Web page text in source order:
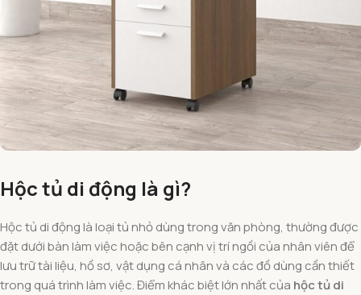
Hộc tủ di động là gì?
Hộc tủ di động là loại tủ nhỏ dùng trong văn phòng, thường được
đặt dưới bàn làm việc hoặc bên cạnh vị trí ngồi của nhân viên để
lưu trữ tài liệu, hồ sơ, vật dụng cá nhân và các đồ dùng cần thiết
trong quá trình làm việc. Điểm khác biệt lớn nhất của hộc tủ di